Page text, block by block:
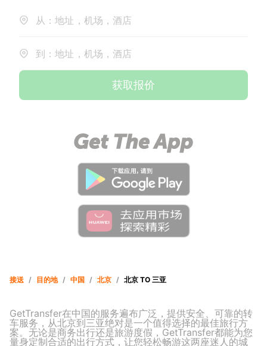
从：地址，机场，酒店
到：地址，机场，酒店
获取报价
接送 / 目的地 / 中国 / 北京 / 北京 TO 三亚
GetTransfer在中国的服务遍布广泛，提供安全、可靠的转
车服务，从北京到三亚绝对是一个值得选择的最佳旅行方
案。无论是商务出行还是旅游度假，GetTransfer都能为您
量身定制合适的出行方式，让您轻松畅游这两座迷人的城